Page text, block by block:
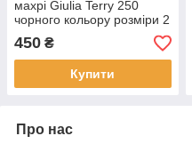
махрі Giulia Terry 250
чорного кольору розміри 2
3 4 5
450 ₴
Купити
Про нас